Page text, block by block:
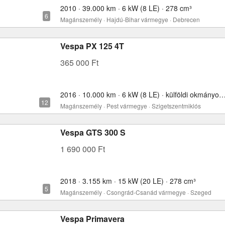
2010 · 39.000 km · 6 kW (8 LE) · 278 cm³
Magánszemély · Hajdú-Bihar vármegye · Debrecen
Vespa PX 125 4T
365 000 Ft
2016 · 10.000 km · 6 kW (8 LE) ·
Magánszemély · Pest vármegye · Szigetszentmiklós
Vespa GTS 300 S
1 690 000 Ft
2018 · 3.155 km · 15 kW (20 LE) · 278 cm³
Magánszemély · Csongrád-Csanád vármegye · Szeged
Vespa Primavera